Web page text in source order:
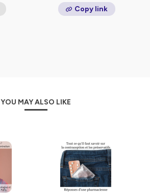
Copy link
YOU MAY ALSO LIKE